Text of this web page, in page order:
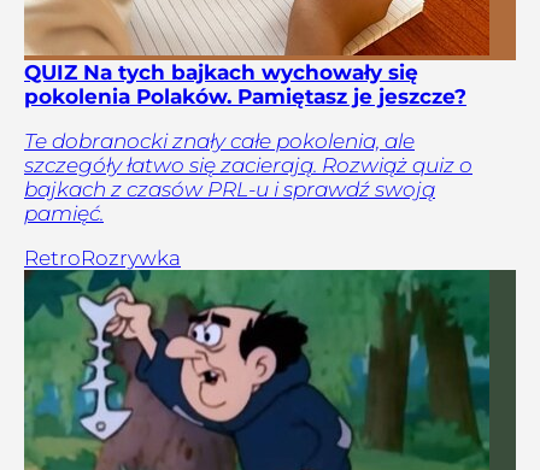
QUIZ Na tych bajkach wychowały się
pokolenia Polaków. Pamiętasz je jeszcze?
Te dobranocki znały całe pokolenia, ale
szczegóły łatwo się zacierają. Rozwiąż quiz o
bajkach z czasów PRL-u i sprawdź swoją
pamięć.
RetroRozrywka